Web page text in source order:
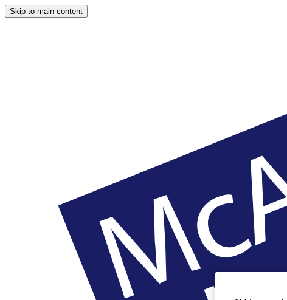
Skip to main content